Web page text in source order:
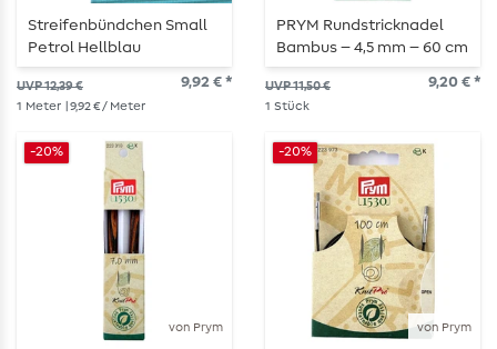
Streifenbündchen Small
Petrol Hellblau
UVP 12,39 € 9,92 € *
1 Meter | 9,92 € / Meter
PRYM Rundstricknadel
Bambus – 4,5 mm – 60 cm
UVP 11,50 € 9,20 € *
1 Stück
von Prym
-20%
von Prym
-20%